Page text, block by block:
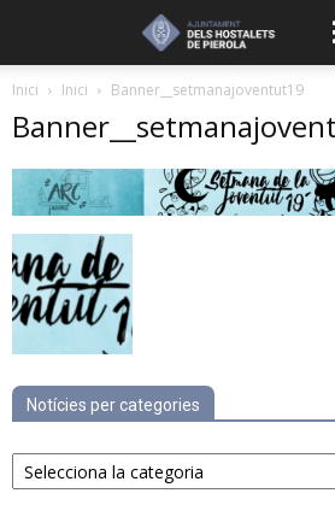
Inici Inici Banner__setmanajoventut19
Notícies per categories
Notícies
per